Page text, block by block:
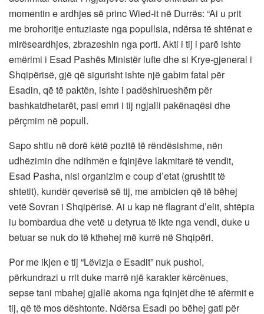
momentin e ardhjes së princ Wied-it në Durrës: “Ai u prit
me brohoritje entuziaste nga popullsia, ndërsa të shtënat e
mirëseardhjes, zbrazeshin nga porti. Akti i tij i parë ishte
emërimi i Esad Pashës Ministër lufte dhe si Krye-gjeneral i
Shqipërisë, gjë që sigurisht ishte një gabim fatal për
Esadin, që të paktën, ishte i padëshirueshëm për
bashkatdhetarët, pasi emri i tij ngjalli pakënaqësi dhe
përçmim në popull.
Sapo shtiu në dorë këtë pozitë të rëndësishme, nën
udhëzimin dhe ndihmën e fqinjëve lakmitarë të vendit,
Esad Pasha, nisi organizim e coup d’etat (grushtit të
shtetit), kundër qeverisë së tij, me ambicien që të bëhej
vetë Sovran i Shqipërisë. Ai u kap në flagrant d’elit, shtëpia
iu bombardua dhe vetë u detyrua të ikte nga vendi, duke u
betuar se nuk do të kthehej më kurrë në Shqipëri.
Por me ikjen e tij “Lëvizja e Esadit” nuk pushoi,
përkundrazi u rrit duke marrë një karakter kërcënues,
sepse tani mbahej gjallë akoma nga fqinjët dhe të afërmit e
tij, që të mos dështonte. Ndërsa Esadi po bëhej gati për